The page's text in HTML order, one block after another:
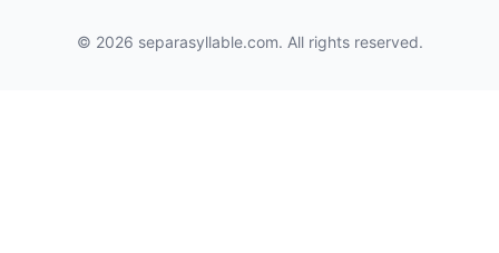
© 2026 separasyllable.com. All rights reserved.